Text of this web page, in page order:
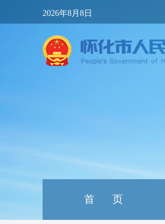
2026年8月8日
首 页